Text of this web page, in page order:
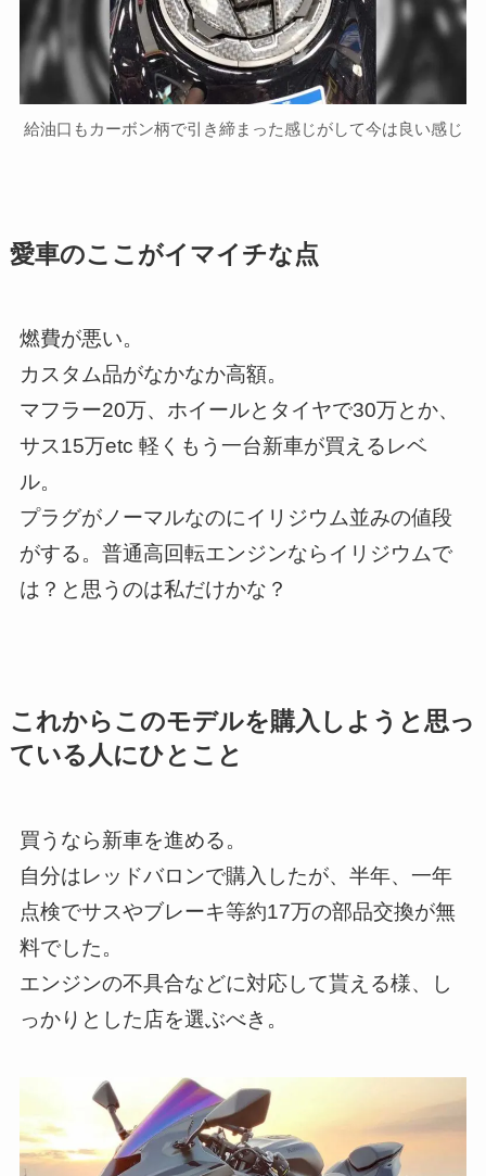
給油口もカーボン柄で引き締まった感じがして今は良い感じ
愛車のここがイマイチな点
燃費が悪い。
カスタム品がなかなか高額。
マフラー20万、ホイールとタイヤで30万とか、
サス15万etc 軽くもう一台新車が買えるレベ
ル。
プラグがノーマルなのにイリジウム並みの値段
がする。普通高回転エンジンならイリジウムで
は？と思うのは私だけかな？
これからこのモデルを購入しようと思っ
ている人にひとこと
買うなら新車を進める。
自分はレッドバロンで購入したが、半年、一年
点検でサスやブレーキ等約17万の部品交換が無
料でした。
エンジンの不具合などに対応して貰える様、し
っかりとした店を選ぶべき。